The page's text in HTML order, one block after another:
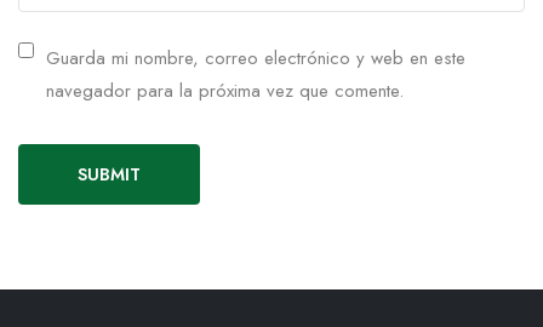
Guarda mi nombre, correo electrónico y web en este
navegador para la próxima vez que comente.